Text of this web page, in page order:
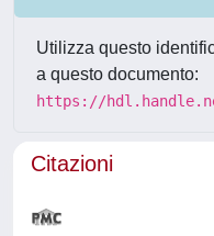
Utilizza questo
a questo documento:
https://
Citazioni